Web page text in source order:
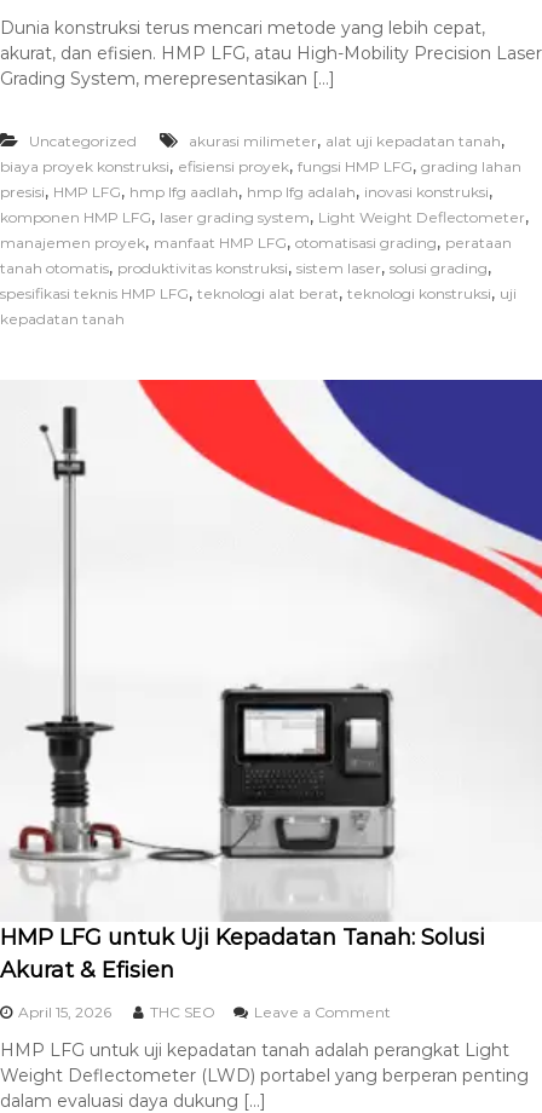
Dunia konstruksi terus mencari metode yang lebih cepat,
akurat, dan efisien. HMP LFG, atau High-Mobility Precision Laser
Grading System, merepresentasikan […]
Uncategorized akurasi milimeter, alat uji kepadatan tanah,
biaya proyek konstruksi, efisiensi proyek, fungsi HMP LFG, grading lahan
presisi, HMP LFG, hmp lfg aadlah, hmp lfg adalah, inovasi konstruksi,
komponen HMP LFG, laser grading system, Light Weight Deflectometer,
manajemen proyek, manfaat HMP LFG, otomatisasi grading, perataan
tanah otomatis, produktivitas konstruksi, sistem laser, solusi grading,
spesifikasi teknis HMP LFG, teknologi alat berat, teknologi konstruksi, uji
kepadatan tanah
HMP LFG untuk Uji Kepadatan Tanah: Solusi
Akurat & Efisien
April 15, 2026 THC SEO Leave a Comment
HMP LFG untuk uji kepadatan tanah adalah perangkat Light
Weight Deflectometer (LWD) portabel yang berperan penting
dalam evaluasi daya dukung […]